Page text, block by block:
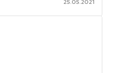
25.05.2021